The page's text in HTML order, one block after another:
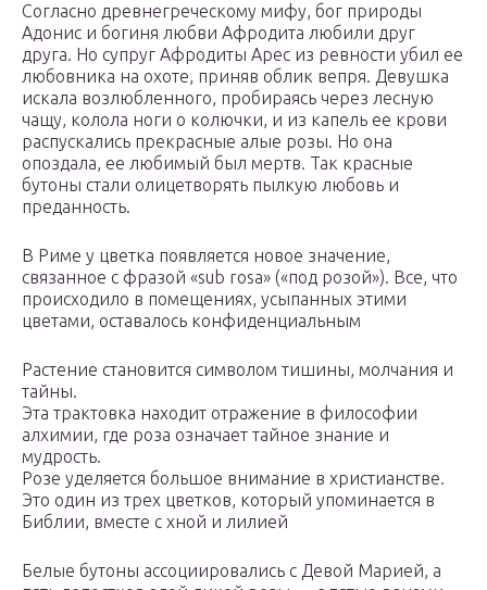
Согласно древнегреческому мифу, бог природы
Адонис и богиня любви Афродита любили друг
друга. Но супруг Афродиты Арес из ревности убил ее
любовника на охоте, приняв облик вепря. Девушка
искала возлюбленного, пробираясь через лесную
чащу, колола ноги о колючки, и из капель ее крови
распускались прекрасные алые розы. Но она
опоздала, ее любимый был мертв. Так красные
бутоны стали олицетворять пылкую любовь и
преданность.
В Риме у цветка появляется новое значение,
связанное с фразой «sub rosa» («под розой»). Все, что
происходило в помещениях, усыпанных этими
цветами, оставалось конфиденциальным
Растение становится символом тишины, молчания и
тайны.
Эта трактовка находит отражение в философии
алхимии, где роза означает тайное знание и
мудрость.
Розе уделяется большое внимание в христианстве.
Это один из трех цветков, который упоминается в
Библии, вместе с хной и лилией
Белые бутоны ассоциировались с Девой Марией, а